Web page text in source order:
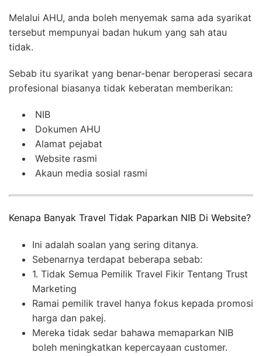
Melalui AHU, anda boleh menyemak sama ada syarikat
tersebut mempunyai badan hukum yang sah atau
tidak.
Sebab itu syarikat yang benar-benar beroperasi secara
profesional biasanya tidak keberatan memberikan:
NIB
Dokumen AHU
Alamat pejabat
Website rasmi
Akaun media sosial rasmi
Kenapa Banyak Travel Tidak Paparkan NIB Di Website?
Ini adalah soalan yang sering ditanya.
Sebenarnya terdapat beberapa sebab:
1. Tidak Semua Pemilik Travel Fikir Tentang Trust
Marketing
Ramai pemilik travel hanya fokus kepada promosi
harga dan pakej.
Mereka tidak sedar bahawa memaparkan NIB
boleh meningkatkan kepercayaan customer.